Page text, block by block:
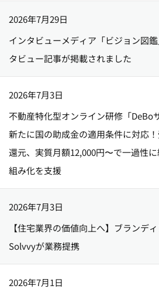
2026年7月29日
インタビューメディア「ビジョン図
タビュー記事が掲載されました
2026年7月3日
不動産特化型オンライン研修「DeBo
新たに国の助成金の適用条件に対応
還元、実質月額12,000円〜で一過性
組み化を支援
2026年7月3日
【住宅業界の価値向上へ】ブランデ
Solvvyが業務提携
2026年7月1日